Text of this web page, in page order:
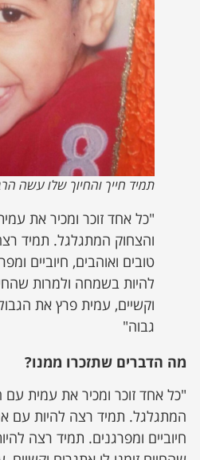
תמיד חייך והחיוך שלו עשה
"כל אחד זוכר ומכיר את
והצחוק המתגלגל. תמיד
טובים ואוהבים, חיוביים
להיות בשמחה ולמרות
וקשיים, עמית פרץ את
גבוה"
מה הדברים שתזכרו ממנו?
"כל אחד זוכר ומכיר את עמית עם
המתגלגל. תמיד רצה להיות עם
חיוביים ומפרגנים. תמיד רצה